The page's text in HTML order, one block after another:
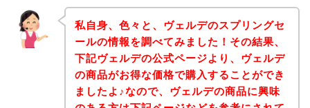
私自身、色々と、ヴェルデのスプリングセ
ールの情報を調べてみました！その結果、
下記ヴェルデの公式ページより、ヴェルデ
の商品がお得な価格で購入することができ
ましたよ♪なので、ヴェルデの商品に興味